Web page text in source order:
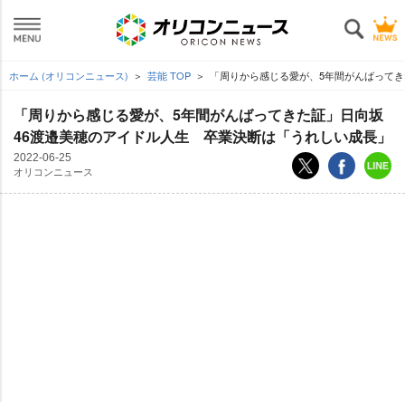
ホーム (オリコンニュース) 芸能 TOP 「周りから感じる愛が、5年間がんばって
「周りから感じる愛が、5年間がんばってきた証」日向坂
46渡邉美穂のアイドル人生 卒業決断は「うれしい成長」
2022-06-25
オリコンニュース